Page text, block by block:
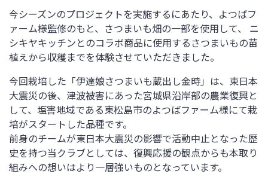
今シーズンのプロジェクトを実施するにあたり、よつばフ
ァーム様監修のもと、さつまいも畑の一部を使用して、 ニ
シキヤキッチンとのコラボ商品に使用するさつまいもの苗
植えから収穫までを体験させていただきました。
今回栽培した「伊達娘さつまいも蔵出し金時」は、東日本
大震災の後、津波被害にあった宮城県沿岸部の農業復興と
して、塩害地域である東松島市のよつばファーム様にて栽
培がスタートした品種です。
前身のチームが東日本大震災の影響で活動中止となった歴
史を持つ当クラブとしては、復興応援の観点からも本取り
組みへの想いはより一層強いものとなっています。